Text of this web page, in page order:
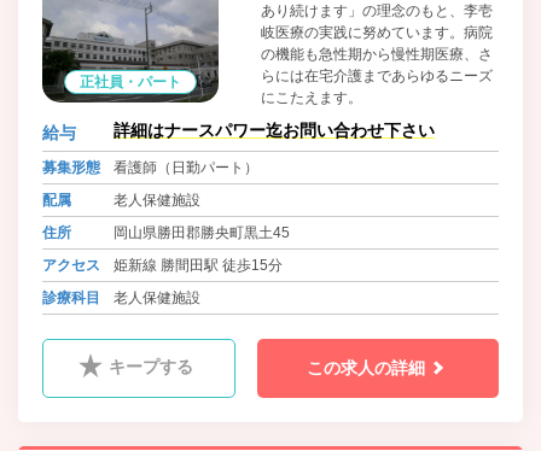
正社員・パート
あり続けます」の理念のもと、李壱
岐医療の実践に努めています。病院
の機能も急性期から慢性期医療、さ
らには在宅介護まであらゆるニーズ
にこたえます。
給与 詳細はナースパワー迄お問い合わせ下さい
募集形態
看護師（日勤パート）
配属
老人保健施設
住所
岡山県勝田郡勝央町黒土45
アクセス
姫新線 勝間田駅 徒歩15分
診療科目
老人保健施設
キープする この求人の詳細